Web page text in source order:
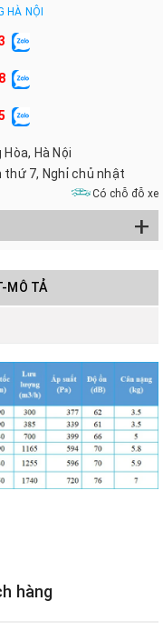
HÀ NỘI
Hà Nội
7, Nghỉ chủ nhật
Có chỗ đỗ xe
+
MÔ TẢ
hàng